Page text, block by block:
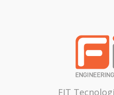
FIT